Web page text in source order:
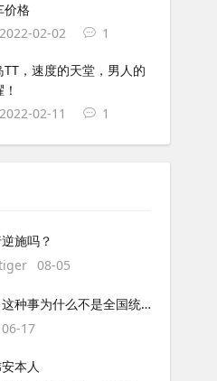
价格
2022-02-02
1
TT，速度的天堂，男人的
2022-02-11
1
施吗？
08-05
实在不明白这种事为什么不是全国统一执行呢？中央与地方的权限这么混乱的吗？全国每个地方都不同规定,这是要独立造反吗？
06-17
本人